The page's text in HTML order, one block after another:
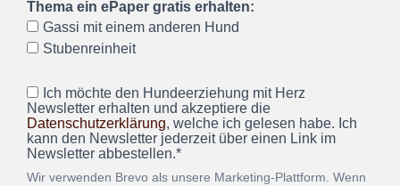
Thema ein ePaper gratis erhalten:
Gassi mit einem anderen Hund
Stubenreinheit
Ich möchte den Hundeerziehung mit Herz
Newsletter erhalten und akzeptiere die
Datenschutzerklärung, welche ich gelesen habe. Ich
kann den Newsletter jederzeit über einen Link im
Newsletter abbestellen.*
Wir verwenden Brevo als unsere Marketing-Plattform. Wenn